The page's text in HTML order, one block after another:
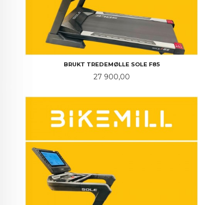
BRUKT TREDEMØLLE SOLE F85
Pris
27 900,00